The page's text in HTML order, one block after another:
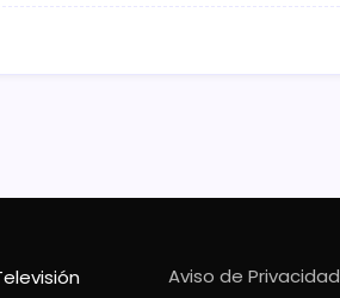
Aviso de Privacidad